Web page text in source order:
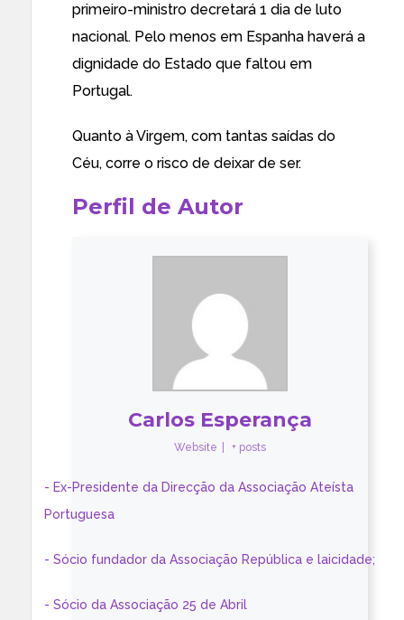
primeiro-ministro decretará 1 dia de luto
nacional. Pelo menos em Espanha haverá a
dignidade do Estado que faltou em
Portugal.
Quanto à Virgem, com tantas saídas do
Céu, corre o risco de deixar de ser.
Perfil de Autor
Carlos Esperança
Website + posts
- Ex-Presidente da Direcção da Associação Ateísta
Portuguesa
- Sócio fundador da Associação República e laicidade;
- Sócio da Associação 25 de Abril